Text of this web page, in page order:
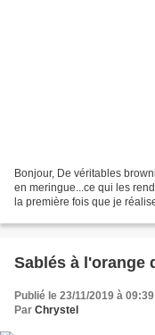
Bonjour, De véritables
en meringue...ce qui les
la première fois que je
Sablés à l'orange
Publié le 23/11/2019 à 09:39
Par Chrystel